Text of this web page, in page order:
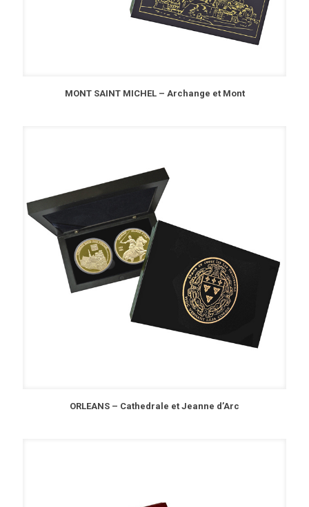
MONT SAINT MICHEL – Archange et Mont
ORLEANS – Cathedrale et Jeanne d’Arc